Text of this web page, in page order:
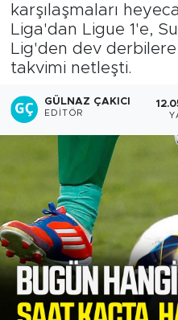
karşılaşmaları
Liga'dan Ligue 1'e,
Lig'den dev
takvimi netleşti.
GÜLNAZ ÇAKICI
EDITÖR